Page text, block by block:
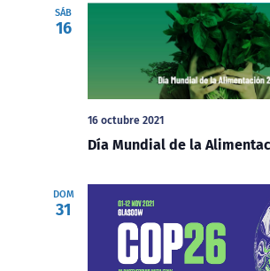
SÁB
16
16 octubre 2021
Día Mundial de la
DOM
31